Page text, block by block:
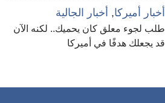
أخبار أميركا, أخبار الجالية
طلب لجوء معلق كان يحميك.. لكنه الآن
قد يجعلك هدفًا في أميركا